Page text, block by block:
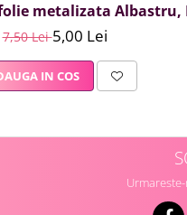
metalizata Albastru,
7,50 Lei5,00 Lei
IN COS